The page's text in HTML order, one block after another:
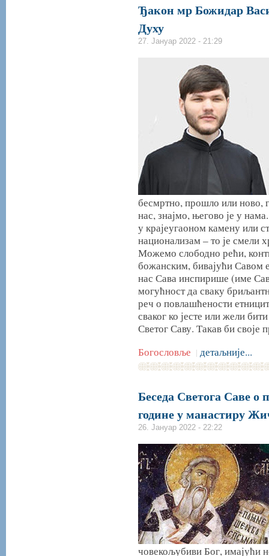
Ђакон мр Божидар
Духу
27. Јануар 2022 - 21:29
бесмртно, прошло или ново,
нас, знајмо, његово је у
у крајеугаоном камену или
национализам – то је смели
Можемо слободно рећи,
божанским, бивајући Савом
нас Сава инспирише (име
могућност да сваку
реч о повлашћености
сваког ко јесте или жели
Светог Саву. Такав би
Богословље | детаљније...
Беседа Светога Саве о
године у манастиру
26. Јануар 2022 - 22:22
човекољубиви Бог, имајући